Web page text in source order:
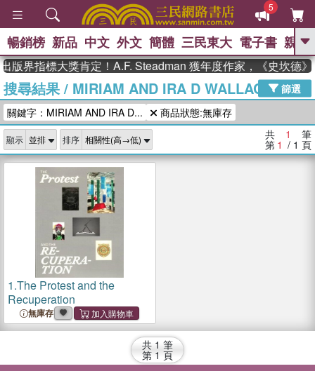
5
GO
熱搜： 東野圭吾 、 高希均教授回憶錄
、 The Odyssey 、 父親節 、 如果歷
史是一群喵 、 暑期推薦
獎 臺灣漫遊錄 、 方念華 、 台灣的李
登輝時代
數學女孩：黎曼猜想 、
偉大的迷走神經
暢銷榜 新品 中文 外文 簡體 三民東大 電子書 親子
版界指標大獎肯定！A.F. Steadman 獲年度作家，《史坎德
搜尋結果/ MIRIAM AND IRA D WALLACH ART
篩選
關鍵字：MIRIAM AND IRA D...
商品狀態:無庫存
顯示 排序 共 1 筆
第 1 / 1 頁
1.The Protest and the
Recuperation
無庫存
共 1 筆
第 1 頁